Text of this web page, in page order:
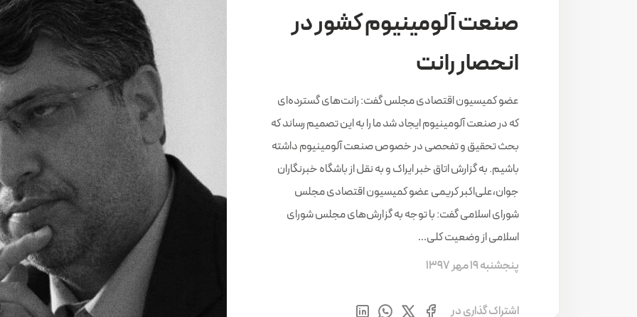
صنعت آلومینیوم کشور در
انحصار رانت
عضو کمیسیون اقتصادی مجلس گفت: رانت‌های گسترده‌ای
که در صنعت آلومینیوم ایجاد شد ما را به این تصمیم رساند که
بحث تحقیق و تفحصی در خصوص صنعت آلومینیوم داشته
باشیم. به گزارش اتاق خبر ایراک و به نقل از باشگاه خبرنگاران
جوان،علی‌اکبر کریمی عضو کمیسیون اقتصادی مجلس
شورای اسلامی گفت: با توجه به گزارش‌های مجلس شورای
اسلامی از وضعیت کلی…
پنجشنبه 19 مهر 1397
اشتراک گذاری در